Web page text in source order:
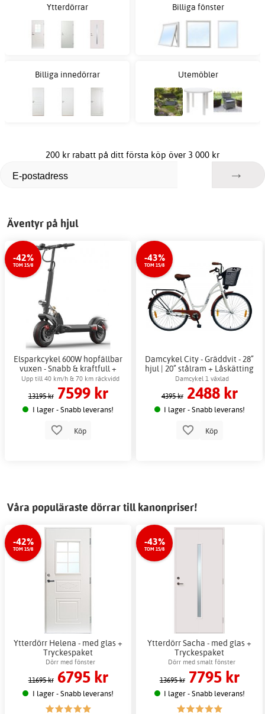
Ytterdörrar Billiga fönster
Billiga innedörrar Utemöbler
200 kr rabatt på ditt första köp över 3 000 kr
Äventyr på hjul
-42%
TOM 15/8
Elsparkcykel 600W hopfällbar
vuxen - Snabb & kraftfull +
Låskätting
Upp till 40 km/h & 70 km räckvidd
13195 kr 7599 kr
I lager - Snabb leverans!
Köp
-43%
TOM 15/8
Damcykel City - Gräddvit - 28”
hjul | 20” stålram + Låskätting
Damcykel 1 växlad
4395 kr 2488 kr
I lager - Snabb leverans!
Köp
Våra populäraste dörrar till kanonpriser!
-42%
TOM 15/8
Ytterdörr Helena - med glas +
Tryckespaket
Dörr med fönster
11695 kr 6795 kr
I lager - Snabb leverans!
-43%
TOM 15/8
Ytterdörr Sacha - med glas +
Tryckespaket
Dörr med smalt fönster
13695 kr 7795 kr
I lager - Snabb leverans!